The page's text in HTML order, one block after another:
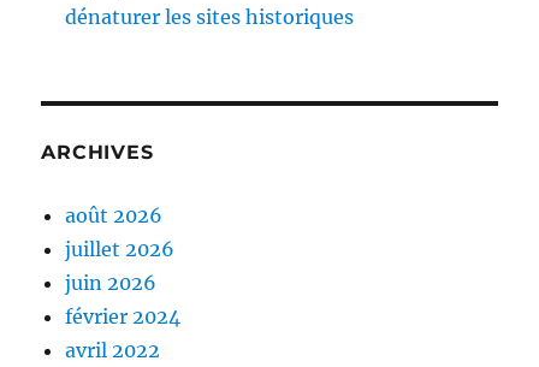
dénaturer les sites historiques
ARCHIVES
août 2026
juillet 2026
juin 2026
février 2024
avril 2022